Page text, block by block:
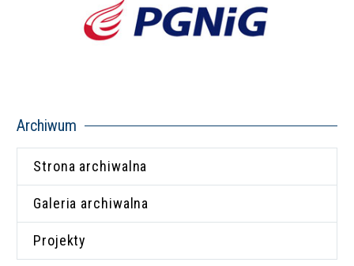
Archiwum
Strona archiwalna
Galeria archiwalna
Projekty